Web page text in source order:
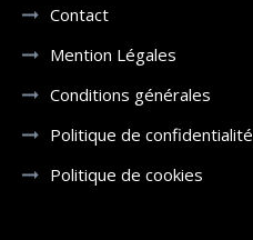
Contact
Mention Légales
Conditions générales
Politique de confidentialité
Politique de cookies